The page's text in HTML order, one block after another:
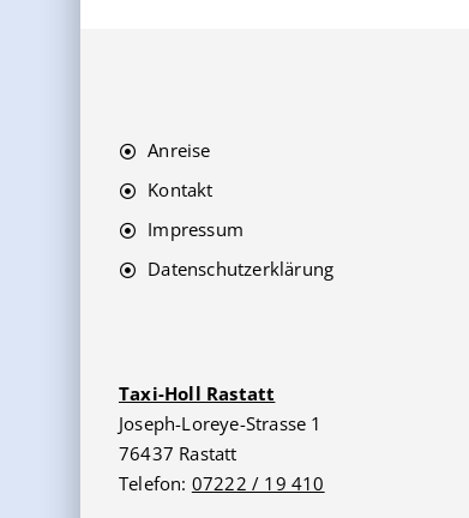
Anreise
Kontakt
Impressum
Datenschutzerklärung
Taxi-Holl Rastatt
Joseph-Loreye-Strasse 1
76437 Rastatt
Telefon: 07222 / 19 410